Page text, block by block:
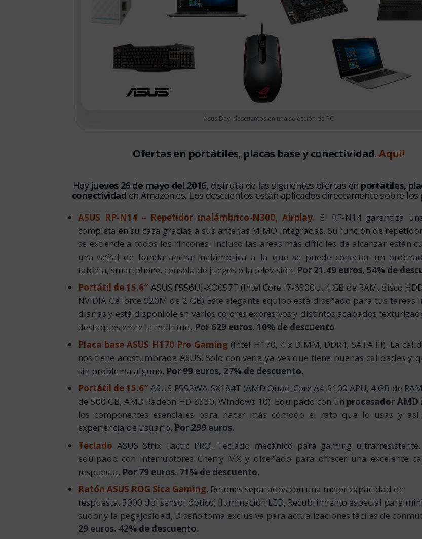
Asus Day: descuentos en una selección de PC
Ofertas en portátiles, placas base y conectividad.Aquí!
Hoy jueves 26 de mayo del 2016, disfruta de las siguientes ofertas en portátiles,
conectividad en Amazon.es. Los descuentos están aplicados directamente sobre
ASUS RP-N14 – Repetidor inalámbrico-N300, Airplay. El RP-N14 garantiza
completa en su casa gracias a sus antenas MIMO integradas. Su función de
se extiende a todos los rincones. Incluso las areas más difíciles de alcanzar están
una señal de banda ancha inalámbrica a la que se puede conectar un
tableta, smartphone, consola de juegos o la televisión. Por 21.49 euros, 54% de
Portátil de 15.6″ ASUS F556UJ-XO057T (Intel Core i7-6500U, 4 GB de RAM, disco
NVIDIA GeForce 920M de 2 GB) Este elegante equipo está diseñado para tus tareas
diarias y está disponible en varios colores expresivos y distintos acabados
destaques entre la multitud. Por 629 euros. 10% de descuento
Placa baseASUS H170 Pro Gaming (Intel H170, 4 x DIMM, DDR4, SATA III). La
nos tiene acostumbrada ASUS. Solo con verla ya ves que tiene buenas calidades y
sin problema alguno. Por 99 euros, 27% de descuento.
Portátil de 15.6″ASUS F552WA-SX184T (AMD Quad-Core A4-5100 APU, 4 GB de
de 500 GB, AMD Radeon HD 8330, Windows 10). Equipado con un procesador AMD
los componentes esenciales para hacer más cómodo el rato que lo usas y
experiencia de usuario. Por 299 euros.
Teclado ASUS Strix Tactic PRO. Teclado mecánico para gaming
equipado con interruptores Cherry MX y diseñado para ofrecer una excelente
respuesta. Por 79 euros. 71% de descuento.
Ratón ASUS ROG Sica Gaming. Botones separados con una mejor capacidad de
respuesta, 5000 dpi sensor óptico, Iluminación LED, Recubrimiento especial para
sudor y la pegajosidad, Diseño toma exclusiva para actualizaciones fáciles de
29 euros. 42% de descuento.